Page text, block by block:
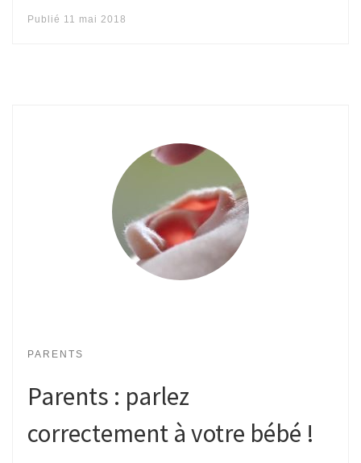
Publié 11 mai 2018
PARENTS
Parents : parlez
correctement à votre bébé !